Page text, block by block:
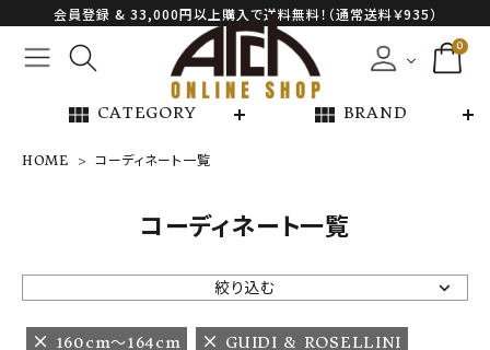
会員登録 & 33,000円以上購入で送料無料！（通常送料￥935）
0
view_module CATEGORY view_module BRAND
NEW ARRIVAL
ARCH EXCLUSIVE
BRAND
HOME コーディネート一覧
コーディネート一覧
絞り込む
160cm〜164cm
GUIDI & ROSELLINI